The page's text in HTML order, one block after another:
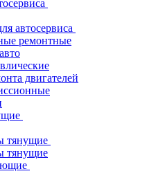
автосервиса
ремонтные
двигателей
тянущие
тянущие